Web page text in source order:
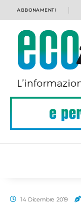
ABBONAMENTI
14 Dicembre 2019